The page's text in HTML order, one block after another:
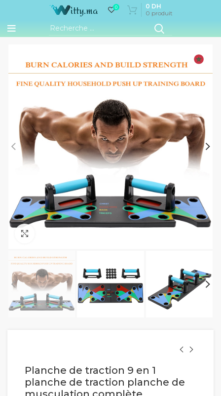
0
0 produit
0 DH
Planche de traction 9 en 1
planche de traction planche de